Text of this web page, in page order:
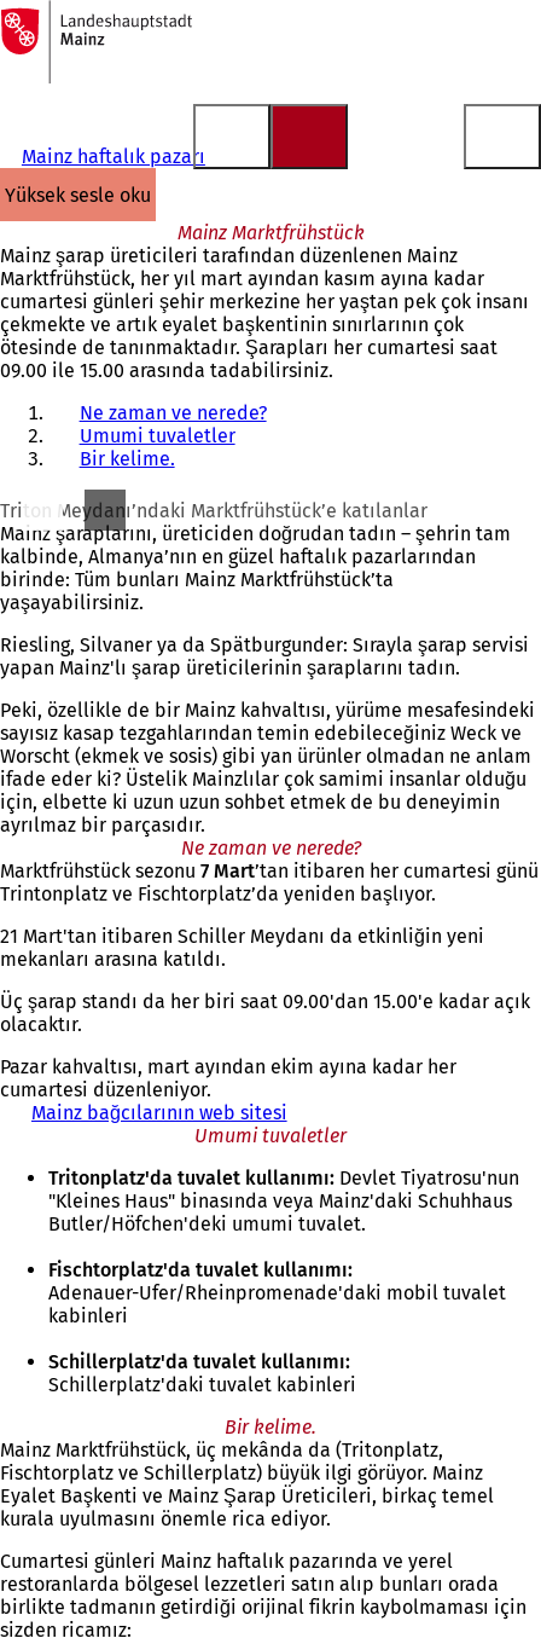
İçeriğe atla
Ana
sayfaya
Mainz haftalık pazarı
yüksek sesle oku
Mainz Marktfrühstück
Mainz şarap üreticileri tarafından düzenlenen Mainz
Marktfrühstück, her yıl mart ayından kasım ayına kadar
cumartesi günleri şehir merkezine her yaştan pek çok insanı
çekmekte ve artık eyalet başkentinin sınırlarının çok
ötesinde de tanınmaktadır. Şarapları her cumartesi saat
09.00 ile 15.00 arasında tadabilirsiniz.
Ne zaman ve nerede?
Umumi tuvaletler
Bir kelime.
Triton Meydanı’ndaki Marktfrühstück’e katılanlar
Mainz şaraplarını, üreticiden doğrudan tadın – şehrin tam
kalbinde, Almanya’nın en güzel haftalık pazarlarından
birinde: Tüm bunları Mainz Marktfrühstück’ta
yaşayabilirsiniz.
Riesling, Silvaner ya da Spätburgunder: Sırayla şarap servisi
yapan Mainz'lı şarap üreticilerinin şaraplarını tadın.
Peki, özellikle de bir Mainz kahvaltısı, yürüme mesafesindeki
sayısız kasap tezgahlarından temin edebileceğiniz Weck ve
Worscht (ekmek ve sosis) gibi yan ürünler olmadan ne anlam
ifade eder ki? Üstelik Mainzlılar çok samimi insanlar olduğu
için, elbette ki uzun uzun sohbet etmek de bu deneyimin
ayrılmaz bir parçasıdır.
Ne zaman ve nerede?
Marktfrühstück sezonu 7 Mart’tan itibaren her cumartesi günü
Trintonplatz ve Fischtorplatz’da yeniden başlıyor.
21 Mart'tan itibaren Schiller Meydanı da etkinliğin yeni
mekanları arasına katıldı.
Üç şarap standı da her biri saat 09.00'dan 15.00'e kadar açık
olacaktır.
Pazar kahvaltısı, mart ayından ekim ayına kadar her
cumartesi düzenleniyor.
Mainz bağcılarının web sitesi
Y
n
i
b
r
s
m
e
e
a
ç
ı
l
r
)
Umumi tuvaletler
Tritonplatz'da tuvalet kullanımı: Devlet Tiyatrosu'nun
"Kleines Haus" binasında veya Mainz'daki Schuhhaus
Butler/Höfchen'deki umumi tuvalet.
Fischtorplatz'da tuvalet kullanımı:
Adenauer-Ufer/Rheinpromenade'daki mobil tuvalet
kabinleri
Schillerplatz'da tuvalet kullanımı:
Schillerplatz'daki tuvalet kabinleri
Bir kelime.
Mainz Marktfrühstück, üç mekânda da (Tritonplatz,
Fischtorplatz ve Schillerplatz) büyük ilgi görüyor. Mainz
Eyalet Başkenti ve Mainz Şarap Üreticileri, birkaç temel
kurala uyulmasını önemle rica ediyor.
Cumartesi günleri Mainz haftalık pazarında ve yerel
restoranlarda bölgesel lezzetleri satın alıp bunları orada
birlikte tadmanın getirdiği orijinal fikrin kaybolmaması için
sizden ricamız: